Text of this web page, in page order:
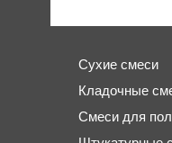
Сухие смеси
Кладочные
Смеси для